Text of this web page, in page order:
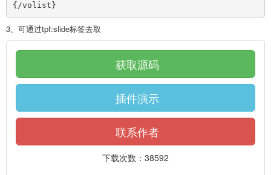
{/volist}
3、可通过tpf:slide标签去取
获取源码
插件演示
联系作者
下载次数：38592